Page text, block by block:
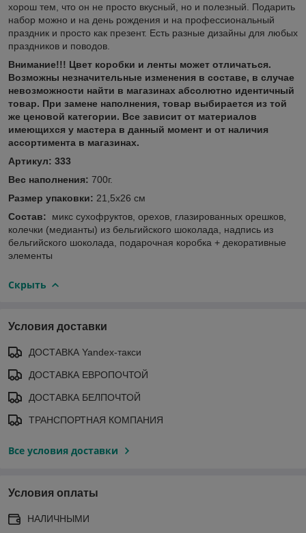
хорош тем, что он не просто вкусный, но и полезный. Подарить
набор можно и на день рождения и на профессиональный
праздник и просто как презент. Есть разные дизайны для любых
праздников и поводов.
Внимание!!! Цвет коробки и ленты может отличаться.
Возможны незначительные изменения в составе, в случае
невозможности найти в магазинах абсолютно идентичный
товар. При замене наполнения, товар выбирается из той
же ценовой категории. Все зависит от материалов
имеющихся у мастера в данный момент и от наличия
ассортимента в магазинах.
Артикул: 333
Вес наполнения: 700г.
Размер упаковки: 21,5х26 см
Состав: микс сухофруктов, орехов, глазированных орешков,
колечки (медианты) из бельгийского шоколада, надпись из
бельгийского шоколада, подарочная коробка + декоративные
элементы
Скрыть
Условия доставки
ДОСТАВКА Yandex-такси
ДОСТАВКА ЕВРОПОЧТОЙ
ДОСТАВКА БЕЛПОЧТОЙ
ТРАНСПОРТНАЯ КОМПАНИЯ
Все условия доставки
Условия оплаты
НАЛИЧНЫМИ